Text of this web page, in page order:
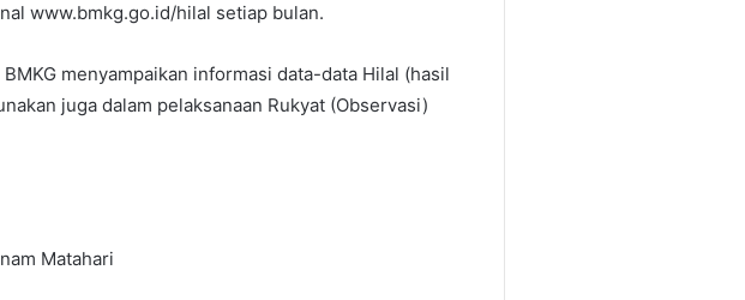
www.bmkg.go.id/hilal setiap bulan.
menyampaikan informasi data-data Hilal (hasil
juga dalam pelaksanaan Rukyat (Observasi)
Matahari